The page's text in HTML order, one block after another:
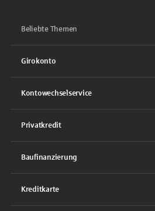
Beliebte Themen
Girokonto
Kontowechselservice
Privatkredit
Baufinanzierung
Kreditkarte